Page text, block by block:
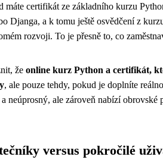
máte certifikát ze základního kurzu
Djanga, a k tomu ještě osvědčení z
rozvoji. To je přesně to, co
že online kurz Python a certifikát,
, ale pouze tehdy, pokud je doplníte
neúprosný, ale zároveň nabízí
versus pokročilé